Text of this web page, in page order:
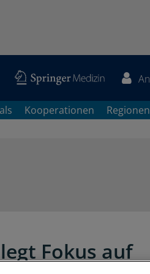
Kooperationen Regionen
Fokus auf